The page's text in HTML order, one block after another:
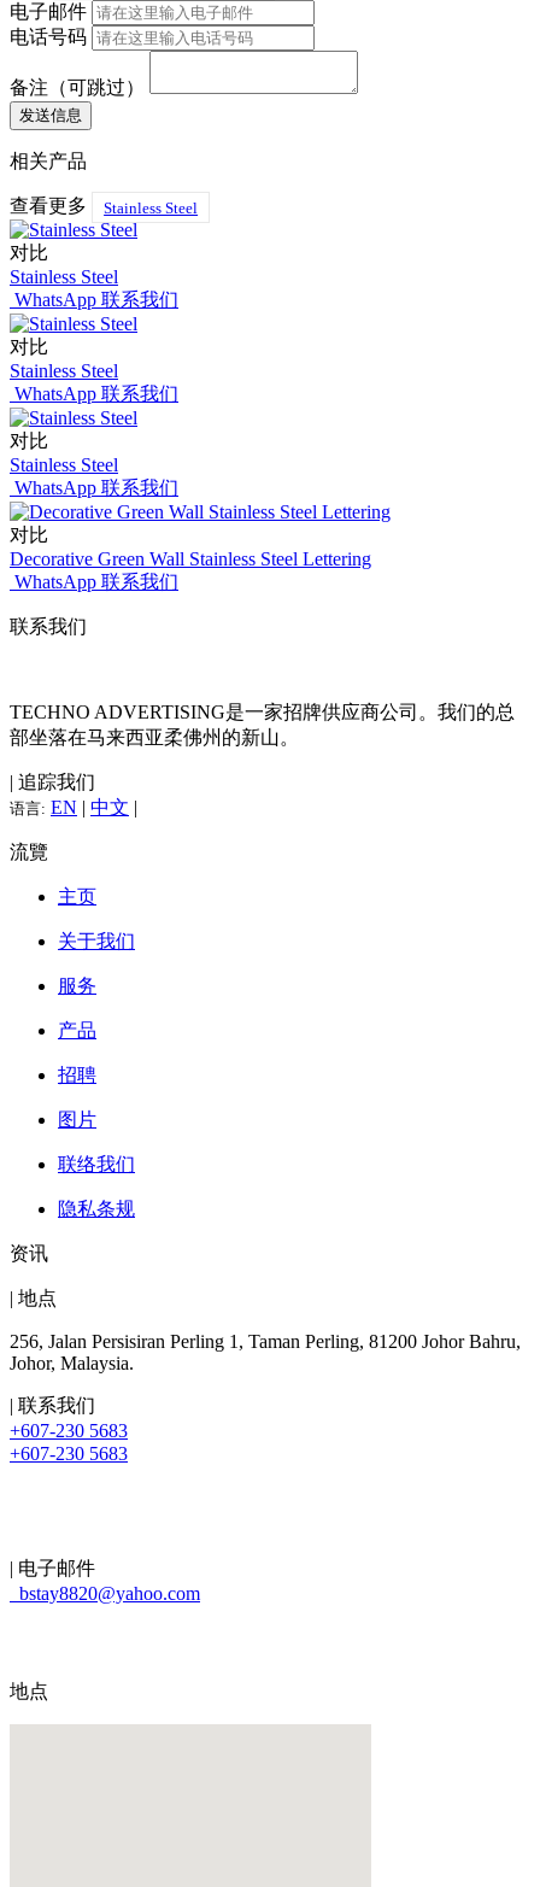
电子邮件
电话号码
备注（可跳过）
相关产品
查看更多 Stainless Steel
对比
Stainless Steel
WhatsApp 联系我们
对比
Stainless Steel
WhatsApp 联系我们
对比
Stainless Steel
WhatsApp 联系我们
对比
Decorative Green Wall Stainless Steel Lettering
WhatsApp 联系我们
联系我们
TECHNO ADVERTISING是一家招牌供应商公司。我们的总
部坐落在马来西亚柔佛州的新山。
| 追踪我们
语言: EN 中文
流覽
主页
关于我们
服务
产品
招聘
图片
联络我们
隐私条规
资讯
| 地点
256, Jalan Persisiran Perling 1, Taman Perling, 81200 Johor Bahru,
Johor, Malaysia.
| 联系我们
+607-230 5683
+607-230 5683
| 电子邮件
bstay8820@yahoo.com
地点